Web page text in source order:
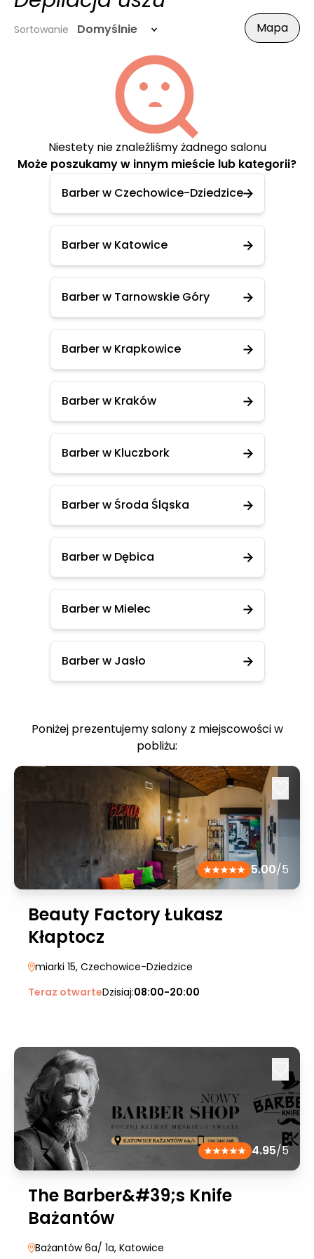
Sortowanie Domyślnie Mapa
Niestety nie znaleźliśmy żadnego salonu
Może poszukamy w innym mieście lub kategorii?
Barber w Czechowice-Dziedzice
Barber w Katowice
Barber w Tarnowskie Góry
Barber w Krapkowice
Barber w Kraków
Barber w Kluczbork
Barber w Środa Śląska
Barber w Dębica
Barber w Mielec
Barber w Jasło
Poniżej prezentujemy salony z miejscowości w
pobliżu:
5.00/5
Beauty Factory Łukasz
Kłaptocz
miarki 15, Czechowice-Dziedzice
Teraz otwarteDzisiaj:08:00-20:00
4.95/5
The Barber&#39;s Knife
Bażantów
Bażantów 6a/ 1a, Katowice